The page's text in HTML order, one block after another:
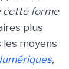
cette forme
plus
moyens
,